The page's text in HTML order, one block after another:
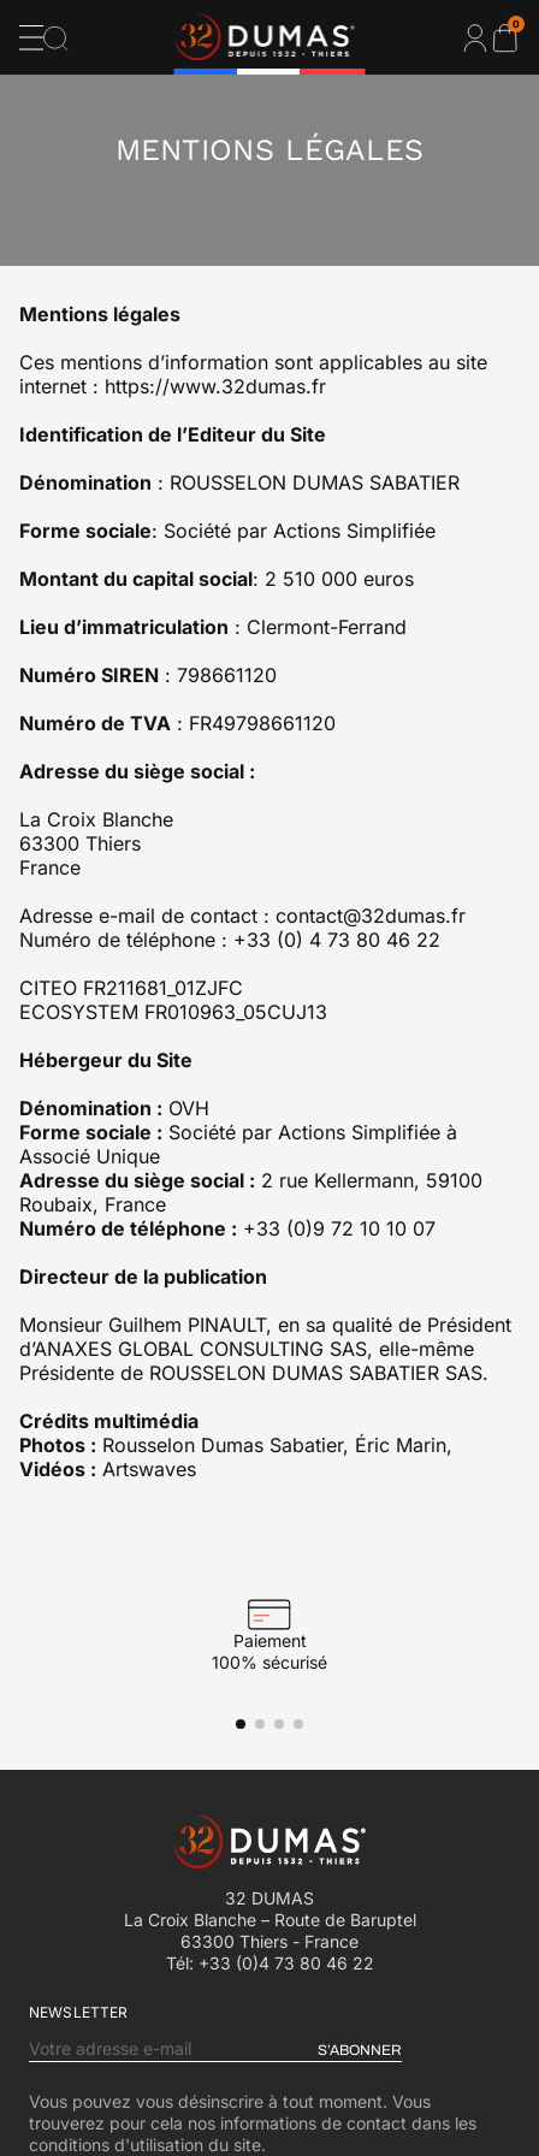
MENTIONS LÉGALES
Mentions légales
Ces mentions d’information sont applicables au site
internet : https://www.32dumas.fr
Identification de l’Editeur du Site
Dénomination : ROUSSELON DUMAS SABATIER
Forme sociale: Société par Actions Simplifiée
Montant du capital social: 2 510 000 euros
Lieu d’immatriculation : Clermont-Ferrand
Numéro SIREN : 798661120
Numéro de TVA : FR49798661120
Adresse du siège social :
La Croix Blanche
63300 Thiers
France
Adresse e-mail de contact : contact@32dumas.fr
Numéro de téléphone : +33 (0) 4 73 80 46 22
CITEO FR211681_01ZJFC
ECOSYSTEM FR010963_05CUJ13
Hébergeur du Site
Dénomination : OVH
Forme sociale : Société par Actions Simplifiée à
Associé Unique
Adresse du siège social : 2 rue Kellermann, 59100
Roubaix, France
Numéro de téléphone : +33 (0)9 72 10 10 07
Directeur de la publication
Monsieur Guilhem PINAULT, en sa qualité de Président
d’ANAXES GLOBAL CONSULTING SAS, elle-même
Présidente de ROUSSELON DUMAS SABATIER SAS.
Crédits multimédia
Photos : Rousselon Dumas Sabatier, Éric Marin,
Vidéos : Artswaves
Paiement
100% sécurisé
32 DUMAS
La Croix Blanche – Route de Baruptel
63300 Thiers - France
Tél: +33 (0)4 73 80 46 22
NEWSLETTER
S’ABONNER
Vous pouvez vous désinscrire à tout moment. Vous
trouverez pour cela nos informations de contact dans les
conditions d'utilisation du site.
0